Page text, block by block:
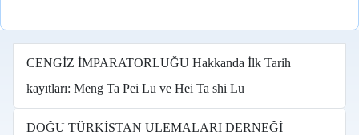
CENGİZ İMPARATORLUĞU Hakkanda İlk Tarih
kayıtları: Meng Ta Pei Lu ve Hei Ta shi Lu
DOĞU TÜRKİSTAN ULEMALARI DERNEĞİ